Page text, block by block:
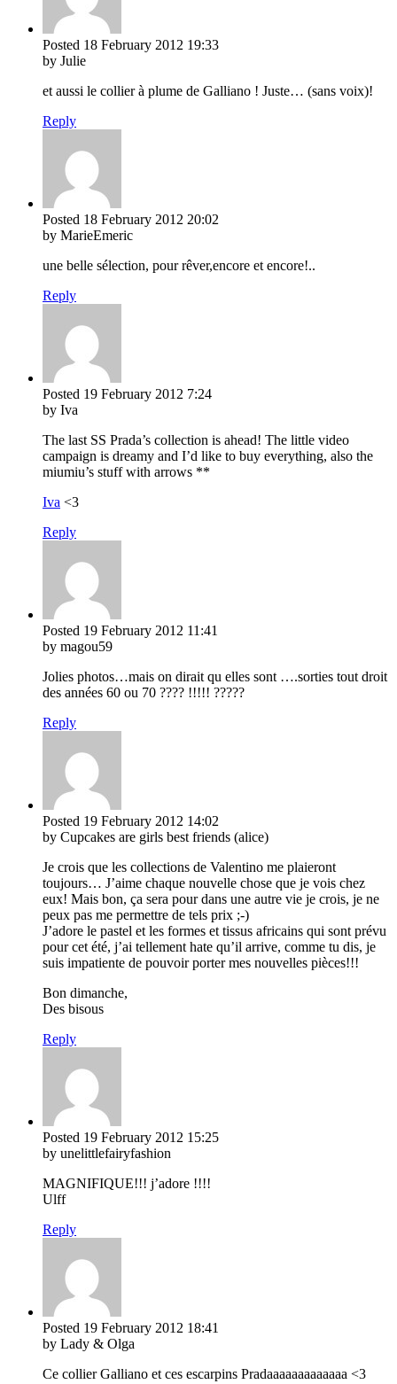
Posted 18 February 2012 19:33
by Julie
et aussi le collier à plume de Galliano ! Juste… (sans voix)!
Reply
Posted 18 February 2012 20:02
by MarieEmeric
une belle sélection, pour rêver,encore et encore!..
Reply
Posted 19 February 2012 7:24
by Iva
The last SS Prada’s collection is ahead! The little video
campaign is dreamy and I’d like to buy everything, also the
miumiu’s stuff with arrows **
Iva <3
Reply
Posted 19 February 2012 11:41
by magou59
Jolies photos…mais on dirait qu elles sont ….sorties tout droit
des années 60 ou 70 ???? !!!!! ?????
Reply
Posted 19 February 2012 14:02
by Cupcakes are girls best friends (alice)
Je crois que les collections de Valentino me plaieront
toujours… J’aime chaque nouvelle chose que je vois chez
eux! Mais bon, ça sera pour dans une autre vie je crois, je ne
peux pas me permettre de tels prix ;-)
J’adore le pastel et les formes et tissus africains qui sont prévu
pour cet été, j’ai tellement hate qu’il arrive, comme tu dis, je
suis impatiente de pouvoir porter mes nouvelles pièces!!!
Bon dimanche,
Des bisous
Reply
Posted 19 February 2012 15:25
by unelittlefairyfashion
MAGNIFIQUE!!! j’adore !!!!
Ulff
Reply
Posted 19 February 2012 18:41
by Lady & Olga
Ce collier Galliano et ces escarpins Pradaaaaaaaaaaaaa <3